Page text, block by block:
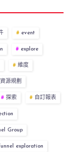
event
explore
維度
資源規劃
探索 自訂報表
Group
exploration